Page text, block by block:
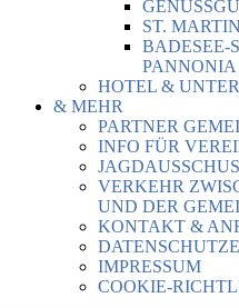
ST.
BADESEE-
PANNONIA
HOTEL &
& MEHR
PARTNER
INFO FÜR
VERKEHR
UND DER
KONTAKT &
IMPRESSUM
COOKIE-